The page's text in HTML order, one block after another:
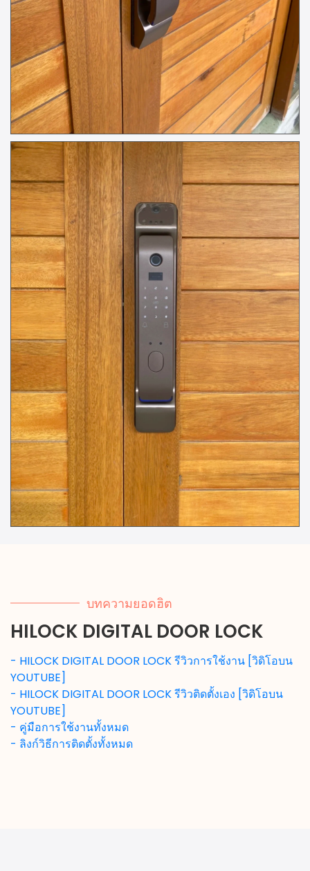
บทความยอดฮิต
HILOCK DIGITAL DOOR LOCK
- HILOCK DIGITAL DOOR LOCK รีวิวการใช้งาน [วิดิโอบน
YOUTUBE]
- HILOCK DIGITAL DOOR LOCK รีวิวติดตั้งเอง [วิดิโอบน
YOUTUBE]
- คู่มือการใช้งานทั้งหมด
- ลิงก์วิธีการติดตั้งทั้งหมด